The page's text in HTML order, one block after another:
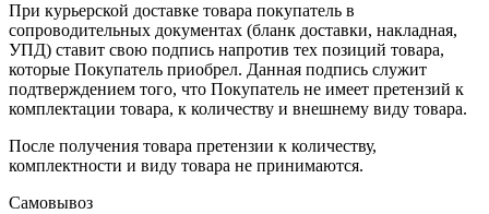
При курьерской доставке товара покупатель в
сопроводительных документах (бланк доставки, накладная,
УПД) ставит свою подпись напротив тех позиций товара,
которые Покупатель приобрел. Данная подпись служит
подтверждением того, что Покупатель не имеет претензий к
комплектации товара, к количеству и внешнему виду товара.
После получения товара претензии к количеству,
комплектности и виду товара не принимаются.
Самовывоз